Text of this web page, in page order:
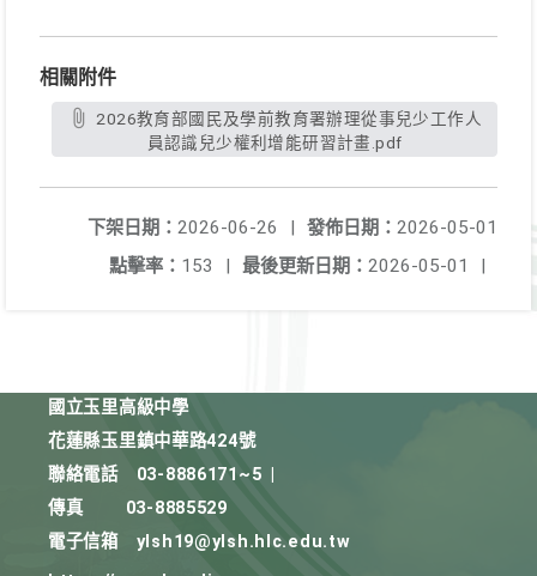
相關附件
員認識兒少權利增能研習計畫.pdf
發佈日期： 2026-05-01
下架日期： 2026-06-26
|
最後更新日期： 2026-05-01 |
點擊率： 153 |
國立玉里高級中學
花蓮縣玉里鎮中華路424號
聯絡電話
03-8886171~5
傳真
03-8885529
電子信箱
ylsh19@ylsh.hlc.edu.tw